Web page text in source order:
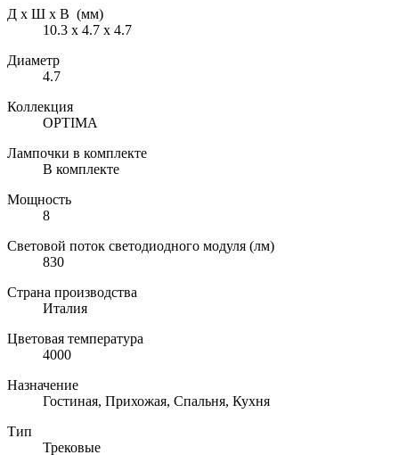
Д х Ш х В (мм)
10.3 х 4.7 х 4.7
Диаметр
4.7
Коллекция
OPTIMA
Лампочки в комплекте
В комплекте
Мощность
8
Световой поток светодиодного модуля (лм)
830
Страна производства
Италия
Цветовая температура
4000
Назначение
Гостиная, Прихожая, Спальня, Кухня
Тип
Трековые